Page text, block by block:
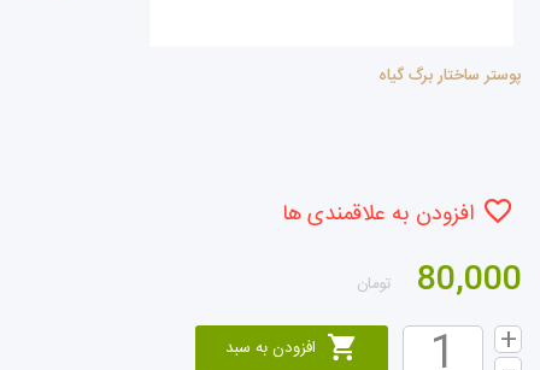
پوستر ساختار برگ گیاه
افزودن به علاقمندی ها
80,000 تومان
افزودن به سبد